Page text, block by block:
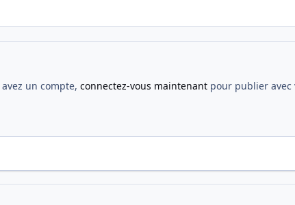
un compte, connectez-vous maintenantpour publier avec